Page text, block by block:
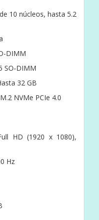
10 núcleos, hasta 5.2
DIMM
SO-DIMM
32 GB
NVMe PCIe 4.0
HD (1920 x 1080),
Hz